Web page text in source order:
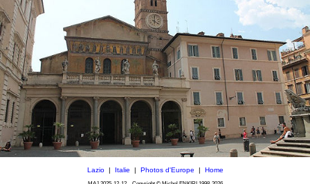
Lazio| Italie | Photos d'Europe | Home